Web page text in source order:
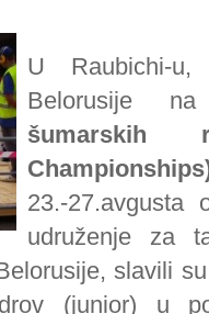
U Raubichi-
Belorusije
šumarskih
23.-27.avgusta
udruženje za
slavili
(junior) u